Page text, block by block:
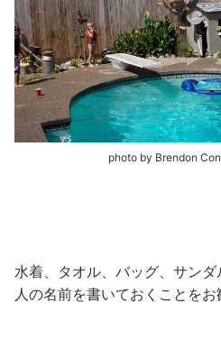
photo by Brendon
水着、タオル、バッグ、サン
人の名前を書いておくことをお